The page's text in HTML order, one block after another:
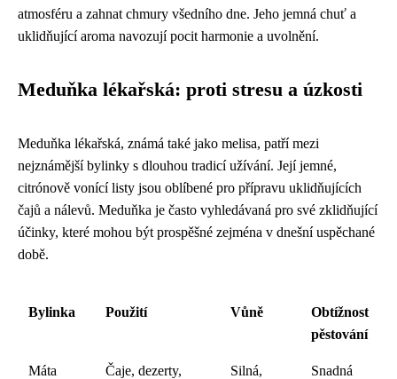
atmosféru a zahnat chmury všedního dne. Jeho jemná chuť a
uklidňující aroma navozují pocit harmonie a uvolnění.
Meduňka lékařská: proti stresu a úzkosti
Meduňka lékařská, známá také jako melisa, patří mezi
nejznámější bylinky s dlouhou tradicí užívání. Její jemné,
citrónově vonící listy jsou oblíbené pro přípravu uklidňujících
čajů a nálevů. Meduňka je často vyhledávaná pro své zklidňující
účinky, které mohou být prospěšné zejména v dnešní uspěchané
době.
Bylinka Použití Vůně
Obtížnost
pěstování
Máta
Čaje, dezerty,
Silná,
Snadná